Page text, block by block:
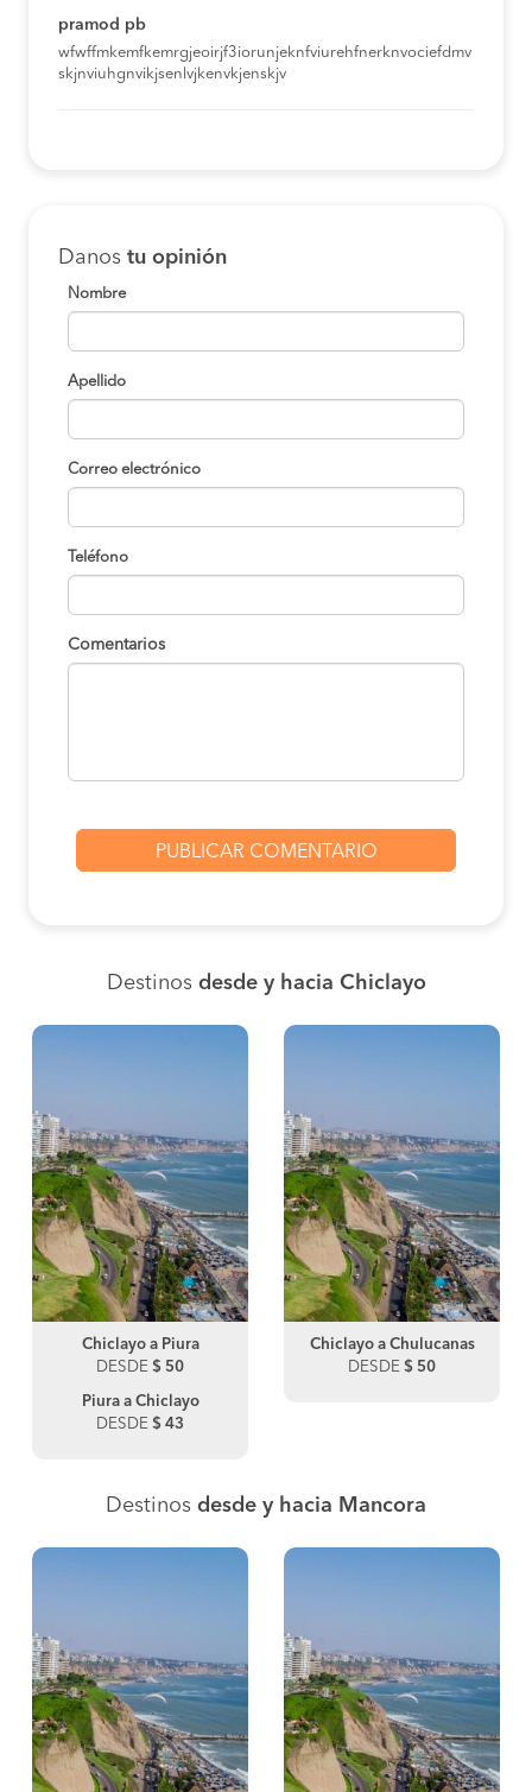
pramod pb
wfwffmkemfkemrgjeoirjf3iorunjeknfviurehfnerknvociefdmv
skjnviuhgnvikjsenlvjkenvkjenskjv
Danos tu opinión
Nombre
Apellido
Correo electrónico
Teléfono
Comentarios
Destinos desde y hacia Chiclayo
Chiclayo a Piura
DESDE $ 50
Piura a Chiclayo
DESDE $ 43
Chiclayo a Chulucanas
DESDE $ 50
Destinos desde y hacia Mancora